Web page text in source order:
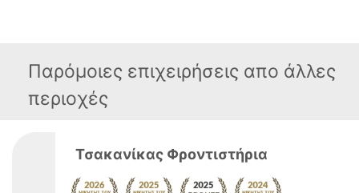
Παρόμοιες επιχειρήσεις απο άλλες
περιοχές
Τσακανίκας Φροντιστήρια